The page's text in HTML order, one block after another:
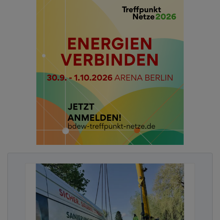
Filtrationsschächten. Diese wurden speziell auf die
Anforderungen des Sportparks abgestimmt und
des Regenwassers.
Projektpartner & Umsetzung
Die Umsetzung erfolgte durch die Firma
Heiler, Spezialist für Sportstättenbau. Als
Handelspartner begleitete Köbig aus Mainz
das Projekt vor Ort. Die Planung übernahm
das Büro LS2 Landschaftsarchitekten, das
die Anforderungen an die
Regenwasserfiltration in die
Schritt für Schritt: Die Funktionsweise der
Filtrationsschächte